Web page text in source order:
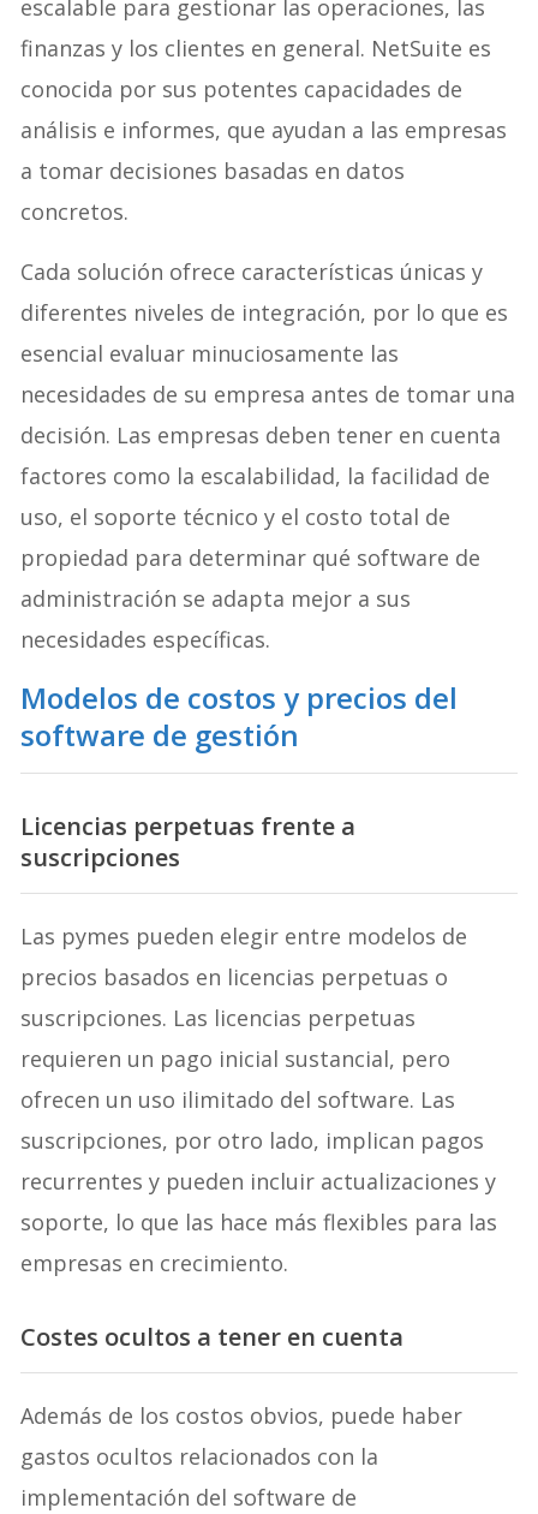
escalable para gestionar las operaciones, las
finanzas y los clientes en general. NetSuite es
conocida por sus potentes capacidades de
análisis e informes, que ayudan a las empresas
a tomar decisiones basadas en datos
concretos.
Cada solución ofrece características únicas y
diferentes niveles de integración, por lo que es
esencial evaluar minuciosamente las
necesidades de su empresa antes de tomar una
decisión. Las empresas deben tener en cuenta
factores como la escalabilidad, la facilidad de
uso, el soporte técnico y el costo total de
propiedad para determinar qué software de
administración se adapta mejor a sus
necesidades específicas.
Modelos de costos y precios del
software de gestión
Licencias perpetuas frente a
suscripciones
Las pymes pueden elegir entre modelos de
precios basados en licencias perpetuas o
suscripciones. Las licencias perpetuas
requieren un pago inicial sustancial, pero
ofrecen un uso ilimitado del software. Las
suscripciones, por otro lado, implican pagos
recurrentes y pueden incluir actualizaciones y
soporte, lo que las hace más flexibles para las
empresas en crecimiento.
Costes ocultos a tener en cuenta
Además de los costos obvios, puede haber
gastos ocultos relacionados con la
implementación del software de